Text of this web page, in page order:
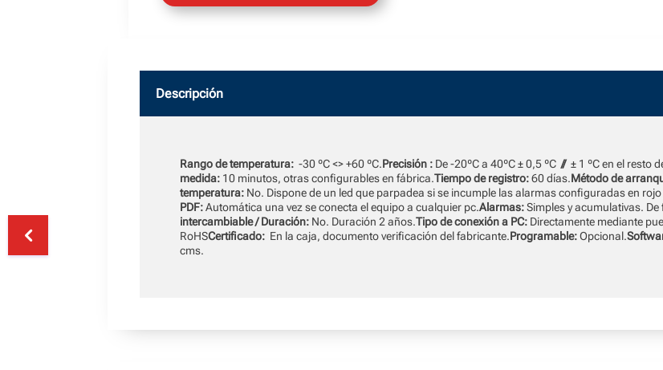
Descripción
Rango de temperatura: -30 ºC <> +60 ºC.Precisión : De -20ºC a 40ºC ± 0,5 ºC // ± 1 ºC en el resto
medida: 10 minutos, otras configurables en fábrica.Tiempo de registro:60 días.Método de
temperatura: No. Dispone de un led que parpadea si se incumple las alarmas configuradas en rojo
PDF:Automática una vez se conecta el equipo a cualquier pc.Alarmas:Simples y acumulativas.
intercambiable / Duración: No. Duración 2 años.Tipo de conexión a PC: Directamente mediante
RoHSCertificado: En la caja, documento verificación del fabricante.Programable:Opcional.
cms.